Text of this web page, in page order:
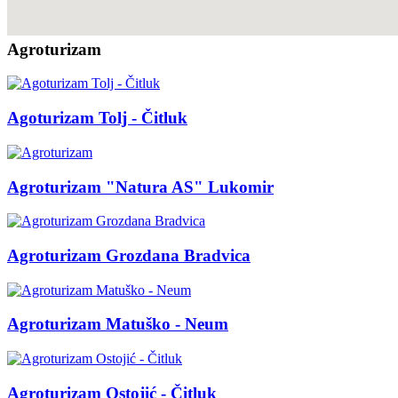
Agroturizam
Agoturizam Tolj - Čitluk
Agroturizam "Natura AS" Lukomir
Agroturizam Grozdana Bradvica
Agroturizam Matuško - Neum
Agroturizam Ostojić - Čitluk